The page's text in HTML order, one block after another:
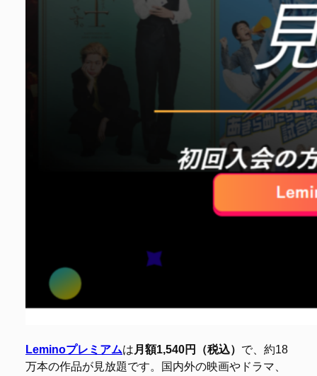
Leminoプレミアムは 月額1,540円（税込） で、約18
万本の作品が見放題です。国内外の映画やドラマ、